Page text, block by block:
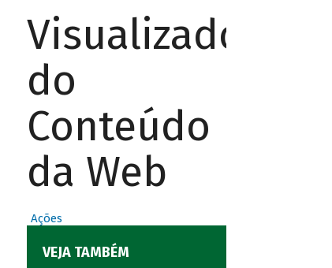
Visualizador
do
Conteúdo
da Web
Ações
VEJA TAMBÉM